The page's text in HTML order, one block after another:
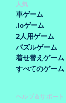
人気
車ゲーム
.ioゲーム
2人用ゲーム
パズルゲーム
着せ替えゲーム
すべてのゲーム
ヘルプ＆サポート